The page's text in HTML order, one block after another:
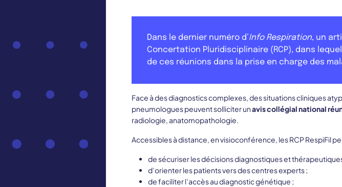
Dans le dernier numéro d’Info Respiration, un
Concertation Pluridisciplinaire (RCP), dans
de ces réunions dans la prise en charge des
Face à des diagnostics complexes, des situations cliniques
pneumologues peuvent solliciter unavis collégial national
radiologie, anatomopathologie.
Accessibles à distance, en visioconférence, les RCP RespiFil
de sécuriser les décisions diagnostiques et
d’orienter les patients vers des centres experts ;
de faciliter l’accès au diagnostic génétique ;